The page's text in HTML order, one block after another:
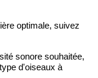
optimale, suivez
sonore souhaitée,
d'oiseaux à